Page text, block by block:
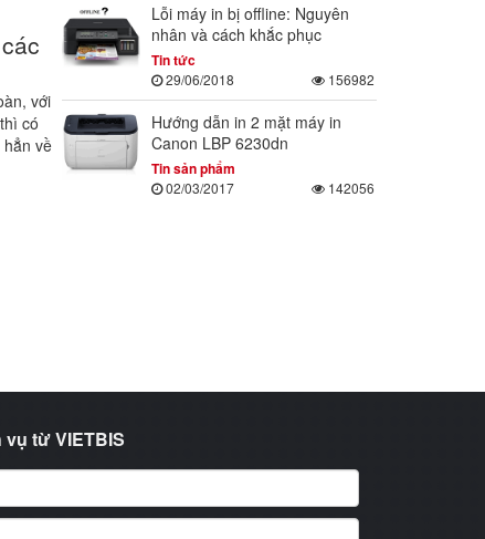
với
có
về
Lỗi máy in bị offline: Nguyên
nhân và cách khắc phục
Tin tức
29/06/2018 156982
Hướng dẫn in 2 mặt máy in
Canon LBP 6230dn
Tin sản phẩm
02/03/2017 142056
từ VIETBIS